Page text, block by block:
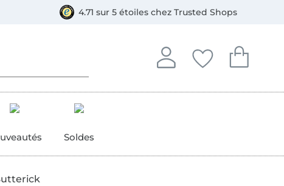
4.71 sur 5 étoiles chez Trusted Shops
Se connecter
Se connecter à votre
Mes favoris
Vous avez
Mon
Vous avez
Soldes
Bancontact